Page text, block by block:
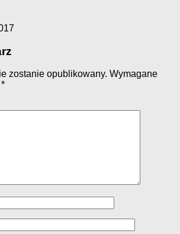
zostanie opublikowany. Wymagane
*